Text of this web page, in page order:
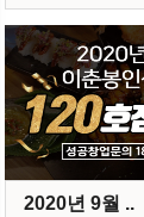
2020년 9월 ..